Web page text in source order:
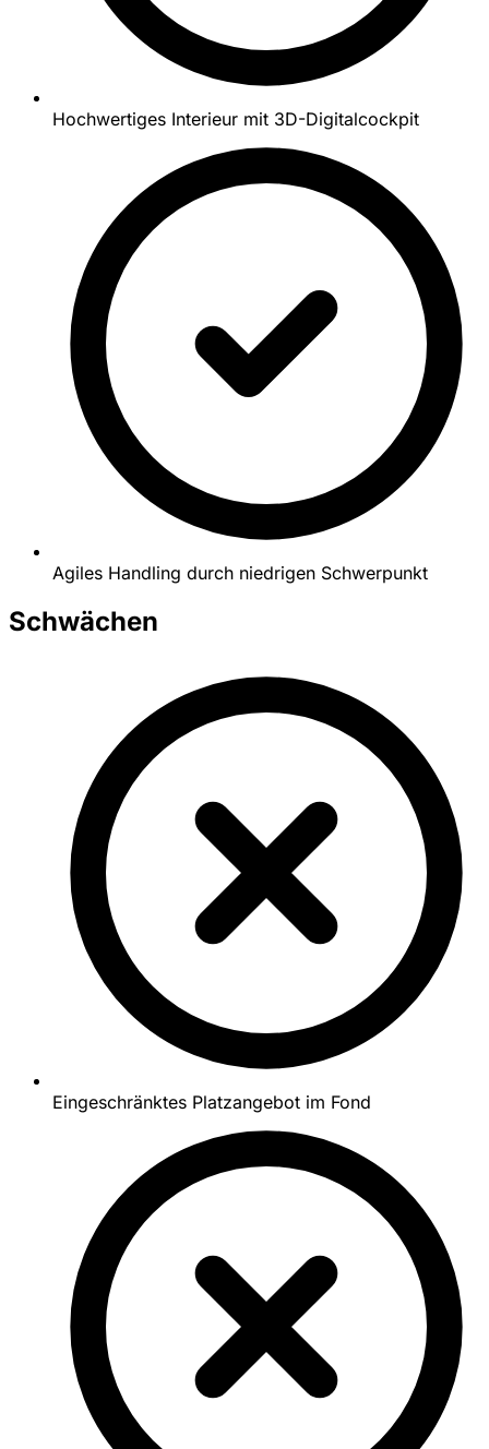
Hochwertiges Interieur mit 3D-Digitalcockpit
Agiles Handling durch niedrigen Schwerpunkt
Schwächen
Eingeschränktes Platzangebot im Fond